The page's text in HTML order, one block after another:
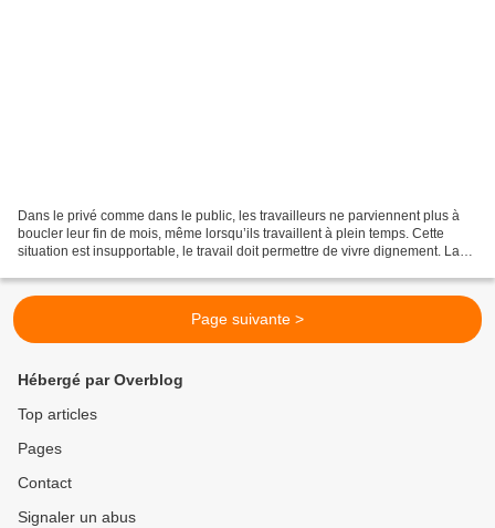
Dans le privé comme dans le public, les travailleurs ne parviennent plus à
boucler leur fin de mois, même lorsqu’ils travaillent à plein temps. Cette
situation est insupportable, le travail doit permettre de vivre dignement. La
Page suivante >
Hébergé par Overblog
Top articles
Pages
Contact
Signaler un abus